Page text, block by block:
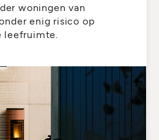
woningen van
enig risico op
leefruimte.